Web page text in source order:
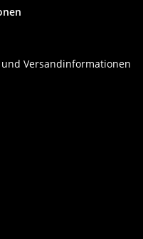
Versandinformationen